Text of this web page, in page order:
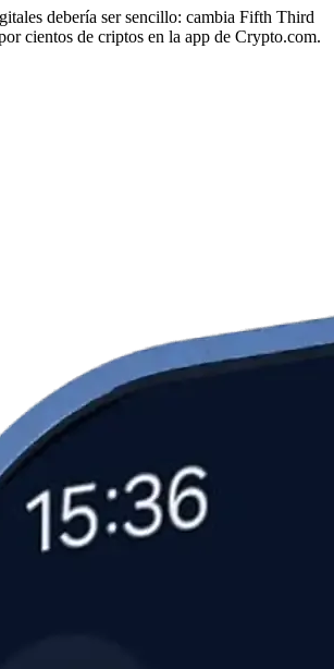
debería ser sencillo: cambia Fifth Third
cientos de criptos en la app de Crypto.com.